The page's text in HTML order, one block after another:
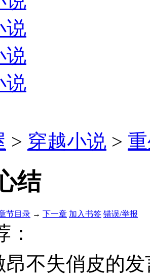
说
说
说
> 穿越小说 >
结
节目录 → 下一章 加入书签 错误/举报
不失俏皮的发